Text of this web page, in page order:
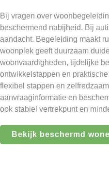
Bij vragen over
beschermend nabijheid. Bij
aandacht. Begeleiding maakt
woonplek geeft duurzaam
woonvaardigheden, tijdelijke
ontwikkelstappen en
flexibel stappen en
aanvraaginformatie en
ook stabiel vertrekpunt en
Bekijk beschermd